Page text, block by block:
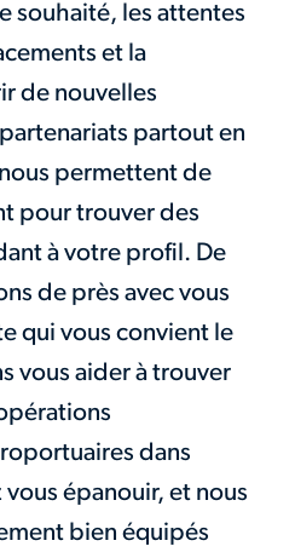
souhaité, les attentes
et la
de nouvelles
partout en
permettent de
pour trouver des
à votre profil. De
de près avec vous
qui vous convient le
vous aider à trouver
dans
épanouir, et nous
bien équipés